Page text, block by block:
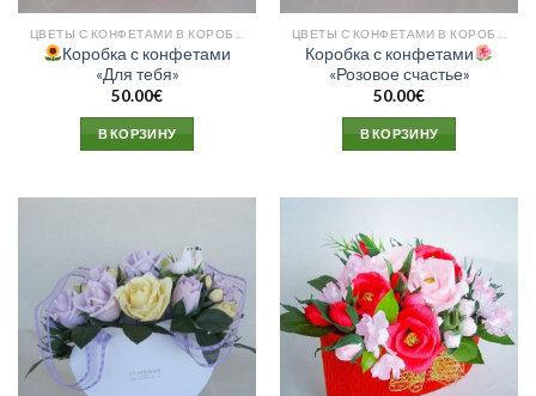
Коробка с конфетами
«Для тебя»
50.00€
В КОРЗИНУ
Коробка с конфетами
«Розовое счастье»
50.00€
В КОРЗИНУ